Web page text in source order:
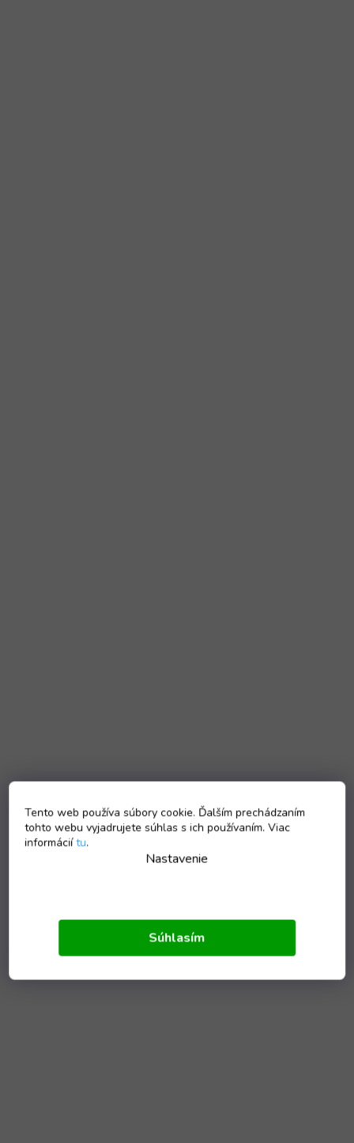
Tento web používa súbory cookie. Ďalším prechádzaním
tohto webu vyjadrujete súhlas s ich používaním. Viac
informáciítu.
Nastavenie
Súhlasím